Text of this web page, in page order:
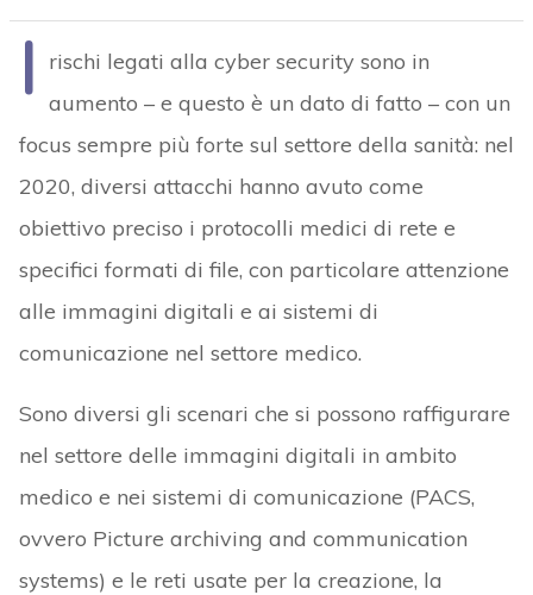
I
rischi legati alla cyber security sono in
aumento – e questo è un dato di fatto – con un
focus sempre più forte sul settore della sanità: nel
2020, diversi attacchi hanno avuto come
obiettivo preciso i protocolli medici di rete e
specifici formati di file, con particolare attenzione
alle immagini digitali e ai sistemi di
comunicazione nel settore medico.
Sono diversi gli scenari che si possono raffigurare
nel settore delle immagini digitali in ambito
medico e nei sistemi di comunicazione (PACS,
ovvero Picture archiving and communication
systems) e le reti usate per la creazione, la